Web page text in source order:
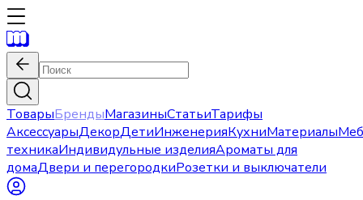
ТоварыБрендыМагазиныСтатьиТарифы
АксессуарыДекорДетиИнженерияКухниМатериалы
техникаИндивидульные изделияАроматы для
домаДвери и перегородкиРозетки и выключатели